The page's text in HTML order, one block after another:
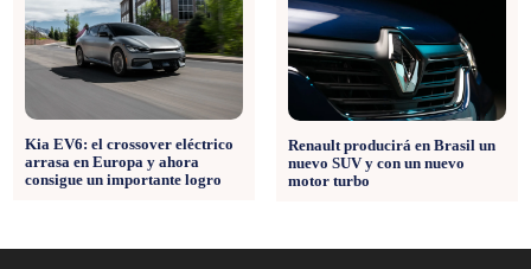
Kia EV6: el crossover eléctrico
arrasa en Europa y ahora
consigue un importante logro
Renault producirá en Brasil un
nuevo SUV y con un nuevo
motor turbo